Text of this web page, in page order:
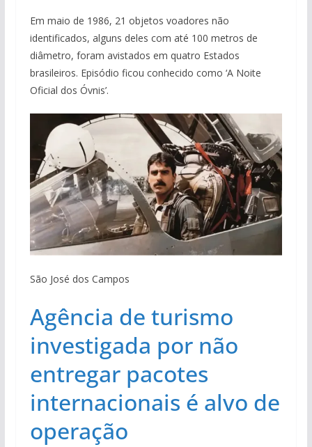
Em maio de 1986, 21 objetos voadores não
identificados, alguns deles com até 100 metros de
diâmetro, foram avistados em quatro Estados
brasileiros. Episódio ficou conhecido como ‘A Noite
Oficial dos Óvnis’.
São José dos Campos
Agência de turismo
investigada por não
entregar pacotes
internacionais é alvo de
operação